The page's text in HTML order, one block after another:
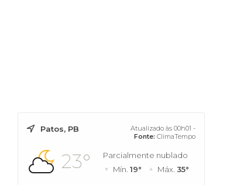
Patos, PB
Atualizado às 00h01 -
Fonte: ClimaTempo
23°
Parcialmente nublado
Mín. 19° Máx. 35°